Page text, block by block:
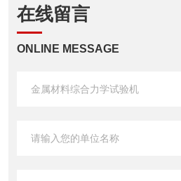
在线留言
ONLINE MESSAGE